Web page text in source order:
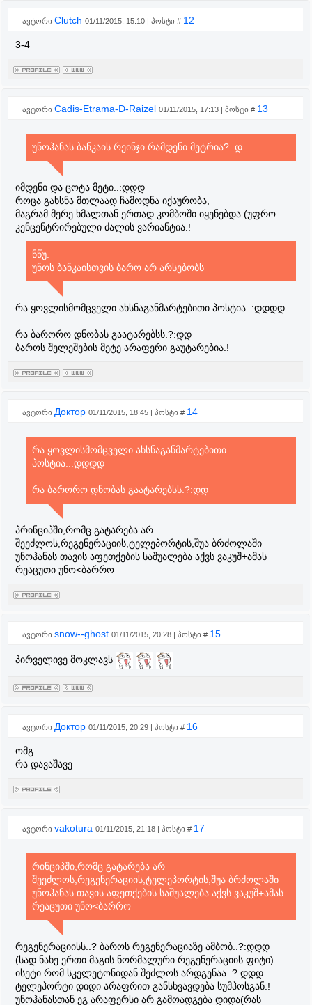
ავტორი Clutch 01/11/2015, 15:10 | პოსტი # 12
3-4
ავტორი Cadis-Etrama-D-Raizel 01/11/2015, 17:13 | პოსტი # 13
უნოჰანას ბანკაის რეინჯი რამდენი მეტრია? :დ
იმდენი და ცოტა მეტი..:დდდ
როცა გახსნა მთლაად ჩამოდნა იქაურობა,
მაგრამ მერე ხმალთან ერთად კომბოში იყენებდა (უფრო
კენცენტრირებული ძალის ვარიანტია.!
ნწუ.
უნოს ბანკაისთვის ბარო არ არსებობს
რა ყოვლისმომცველი ახსნაგანმარტებითი პოსტია..:დდდდ
რა ბარორო დნობას გაატარებსს.?:დდ
ბაროს შელეშების მეტე არაფერი გაუტარებია.!
ავტორი Доктор 01/11/2015, 18:45 | პოსტი # 14
რა ყოვლისმომცველი ახსნაგანმარტებითი
პოსტია..:დდდდ
რა ბარორო დნობას გაატარებსს.?:დდ
პრინციპში,რომც გატარება არ
შეეძლოს,რეგენერაციის,ტელეპორტის,შუა ბრძოლაში
უნოჰანას თავის აფეთქების საშუალება აქვს ვაკუშ+ამას
რეაცუთი უნო<ბარრო
ავტორი snow--ghost 01/11/2015, 20:28 | პოსტი # 15
პირველივე მოკლავს
ავტორი Доктор 01/11/2015, 20:29 | პოსტი # 16
ომგ
რა დავაშავე
ავტორი vakotura 01/11/2015, 21:18 | პოსტი # 17
რინციპში,რომც გატარება არ
შეეძლოს,რეგენერაციის,ტელეპორტის,შუა ბრძოლაში
უნოჰანას თავის აფეთქების საშუალება აქვს ვაკუშ+ამას
რეაცუთი უნო<ბარრო
რეგენერაციისს..? ბაროს რეგენერაციაზე ამბობ..?:დდდ
(სად ნახე ერთი მაგის ნორმალური რეგენერაციის ფიტი)
ისეტი რომ სკელეტონიდან შეძლოს არდგენაა..?:დდდ
ტელეპორტი დიდი არაფრით განსხვავდება სუმპოსგან.!
უნოჰანასთან ეგ არაფერსი არ გამოადგება დიდა(რას